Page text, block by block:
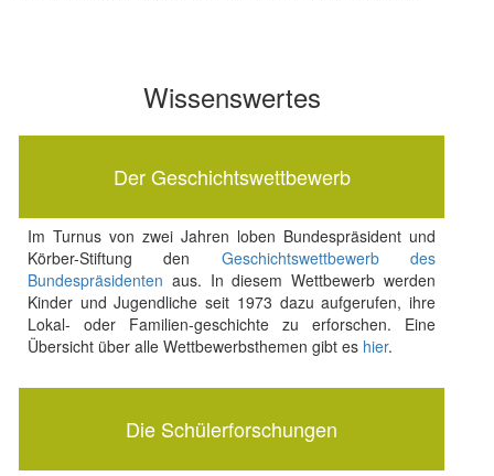
Wissenswertes
Der Geschichtswettbewerb
Im Turnus von zwei Jahren loben Bundespräsident und
Körber-Stiftung den Geschichtswettbewerb des
Bundespräsidenten aus. In diesem Wettbewerb werden
Kinder und Jugendliche seit 1973 dazu aufgerufen, ihre
Lokal- oder Familien-geschichte zu erforschen. Eine
Übersicht über alle Wettbewerbsthemen gibt es hier.
Die Schülerforschungen